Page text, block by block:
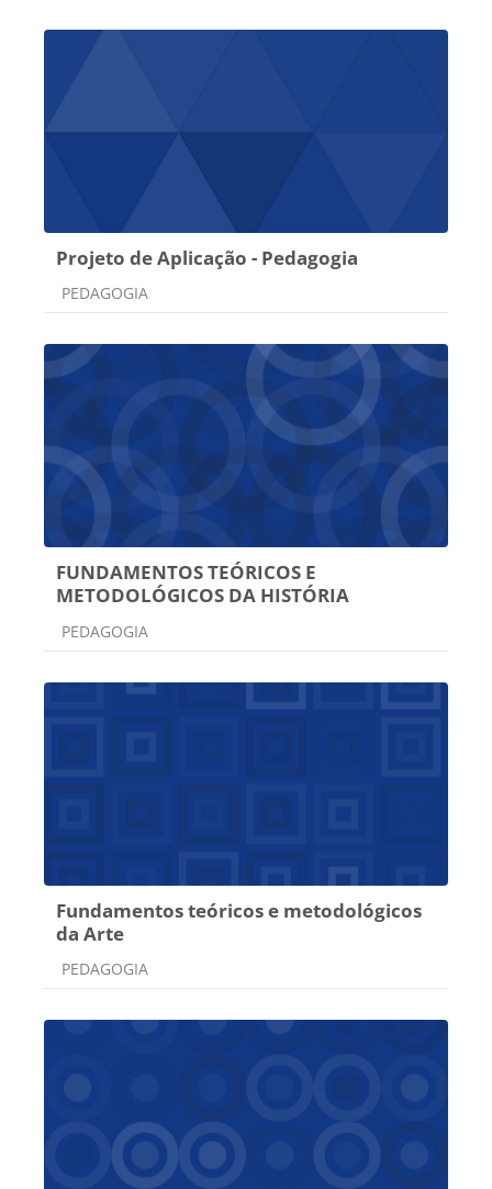
Projeto de Aplicação - Pedagogia
Categoria do curso
PEDAGOGIA
FUNDAMENTOS TEÓRICOS E
METODOLÓGICOS DA HISTÓRIA
Categoria do curso
PEDAGOGIA
Fundamentos teóricos e metodológicos
da Arte
Categoria do curso
PEDAGOGIA